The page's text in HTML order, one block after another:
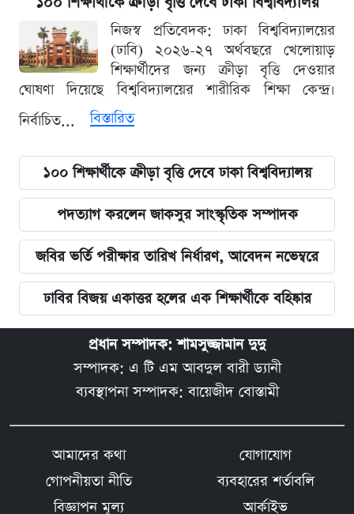
নিজস্ব প্রতিবেদক: ঢাকা বিশ্ববিদ্যালয়ের
(ঢাবি) ২০২৬-২৭ অর্থবছরে খেলোয়াড়
শিক্ষার্থীদের জন্য ক্রীড়া বৃত্তি দেওয়ার
ঘোষণা দিয়েছে বিশ্ববিদ্যালয়ের শারীরিক শিক্ষা কেন্দ্র।
নির্বাচিত...
বিস্তারিত
১০০ শিক্ষার্থীকে ক্রীড়া বৃত্তি দেবে ঢাকা বিশ্ববিদ্যালয়
পদত্যাগ করলেন জাকসুর সাংস্কৃতিক সম্পাদক
জবির ভর্তি পরীক্ষার তারিখ নির্ধারণ, আবেদন নভেম্বরে
ঢাবির বিজয় একাত্তর হলের এক শিক্ষার্থীকে বহিষ্কার
প্রধান সম্পাদক: শামসুজ্জামান দুদু
সম্পাদক: এ টি এম আবদুল বারী ড্যানী
ব্যবস্থাপনা সম্পাদক: বায়েজীদ বোস্তামী
আমাদের কথা
যোগাযোগ
গোপনীয়তা নীতি
ব্যবহারের শর্তাবলি
বিজ্ঞাপন মূল্য
আর্কাইভ